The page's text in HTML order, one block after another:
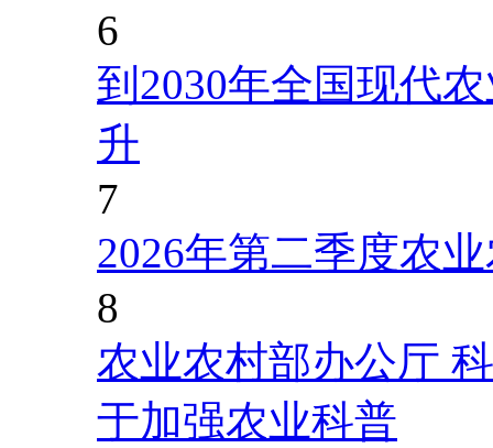
6
到2030年全国现代
升
7
2026年第二季度农
8
农业农村部办公厅
于加强农业科普